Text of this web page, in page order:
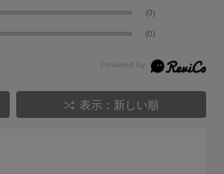
(0)
(0)
表示：新しい順